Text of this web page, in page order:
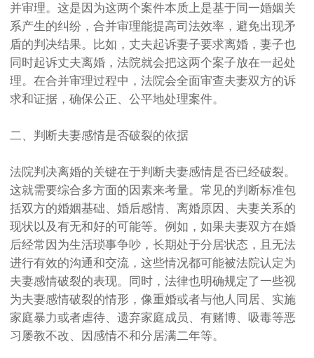
并审理。这是因为这两个案件本质上是基于同一婚姻关
系产生的纠纷，合并审理能提高司法效率，避免出现矛
盾的判决结果。比如，丈夫起诉妻子要求离婚，妻子也
同时起诉丈夫离婚，法院就会把这两个案子放在一起处
理。在合并审理过程中，法院会全面审查夫妻双方的诉
求和证据，确保公正、公平地处理案件。
二、判断夫妻感情是否破裂的依据
法院判决离婚的关键在于判断夫妻感情是否已经破裂。
这就需要综合多方面的因素来考量。常见的判断标准包
括双方的婚姻基础、婚后感情、离婚原因、夫妻关系的
现状以及有无和好的可能等。例如，如果夫妻双方在婚
后经常因为生活琐事争吵，长期处于分居状态，且无法
进行有效的沟通和交流，这些情况都可能被法院认定为
夫妻感情破裂的表现。同时，法律也明确规定了一些视
为夫妻感情破裂的情形，像重婚或者与他人同居、实施
家庭暴力或者虐待、遗弃家庭成员、有赌博、吸毒等恶
习屡教不改、因感情不和分居满二年等。